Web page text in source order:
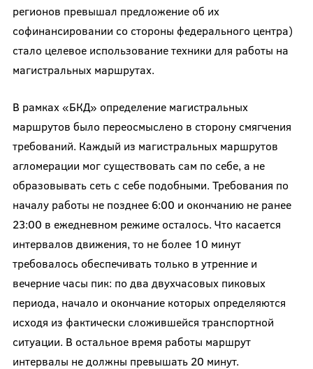
регионов превышал предложение об их
софинансировании со стороны федерального центра)
стало целевое использование техники для работы на
магистральных маршрутах.
В рамках «БКД» определение магистральных
маршрутов было переосмыслено в сторону смягчения
требований. Каждый из магистральных маршрутов
агломерации мог существовать сам по себе, а не
образовывать сеть с себе подобными. Требования по
началу работы не позднее 6:00 и окончанию не ранее
23:00 в ежедневном режиме осталось. Что касается
интервалов движения, то не более 10 минут
требовалось обеспечивать только в утренние и
вечерние часы пик: по два двухчасовых пиковых
периода, начало и окончание которых определяются
исходя из фактически сложившейся транспортной
ситуации. В остальное время работы маршрут
интервалы не должны превышать 20 минут.